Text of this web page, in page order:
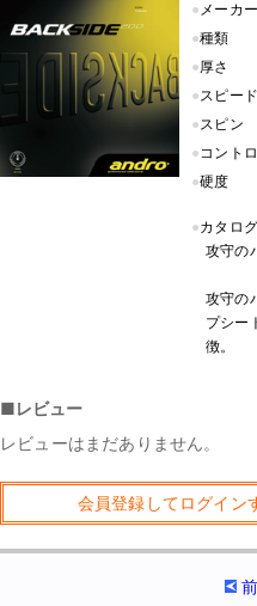
● メーカ
●種類
●厚さ
●スピード
●スピン
●コント
●硬度
●カタロ
攻守の
攻守の
プシー
徴。
■レビュー
レビューはまだありません。
会員登録してログイン